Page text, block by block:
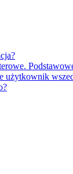
użytkownik